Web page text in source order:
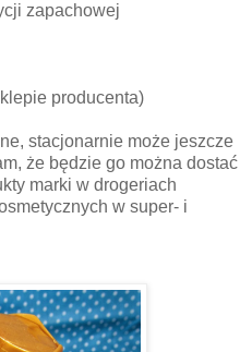
zapachowej
producenta)
stacjonarnie może jeszcze
że będzie go można dostać
marki w drogeriach
w super- i